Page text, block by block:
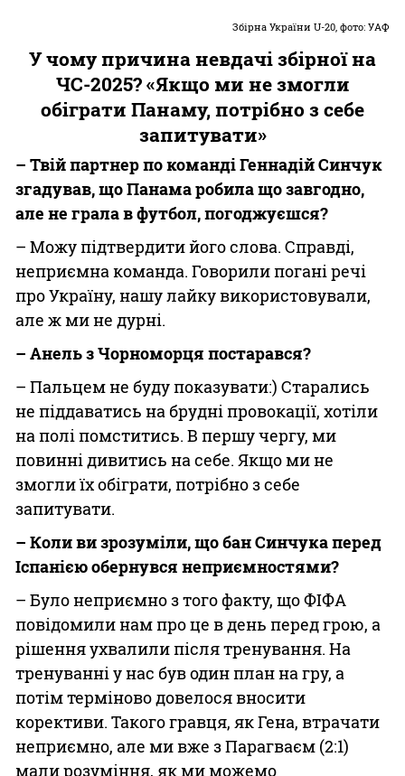
Збірна України U-20, фото: УАФ
У чому причина невдачі збірної на
ЧС-2025? «Якщо ми не змогли
обіграти Панаму, потрібно з себе
запитувати»
– Твій партнер по команді Геннадій Синчук
згадував, що Панама робила що завгодно,
але не грала в футбол, погоджуєшся?
– Можу підтвердити його слова. Справді,
неприємна команда. Говорили погані речі
про Україну, нашу лайку використовували,
але ж ми не дурні.
– Анель з Чорноморця постарався?
– Пальцем не буду показувати:) Старались
не піддаватись на брудні провокації, хотіли
на полі помститись. В першу чергу, ми
повинні дивитись на себе. Якщо ми не
змогли їх обіграти, потрібно з себе
запитувати.
– Коли ви зрозуміли, що бан Синчука перед
Іспанією обернувся неприємностями?
– Було неприємно з того факту, що ФІФА
повідомили нам про це в день перед грою, а
рішення ухвалили після тренування. На
тренуванні у нас був один план на гру, а
потім терміново довелося вносити
корективи. Такого гравця, як Гена, втрачати
неприємно, але ми вже з Парагваєм (2:1)
мали розуміння, як ми можемо